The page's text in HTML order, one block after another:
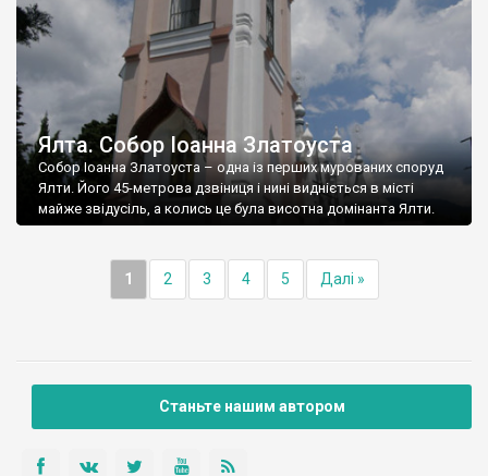
Ялта. Собор Іоанна Златоуста
Собор Іоанна Златоуста – одна із перших мурованих споруд
Ялти. Його 45-метрова дзвіниця і нині видніється в місті
майже звідусіль, а колись це була висотна домінанта Ялти.
1 2 3 4 5 Далі »
Станьте нашим автором